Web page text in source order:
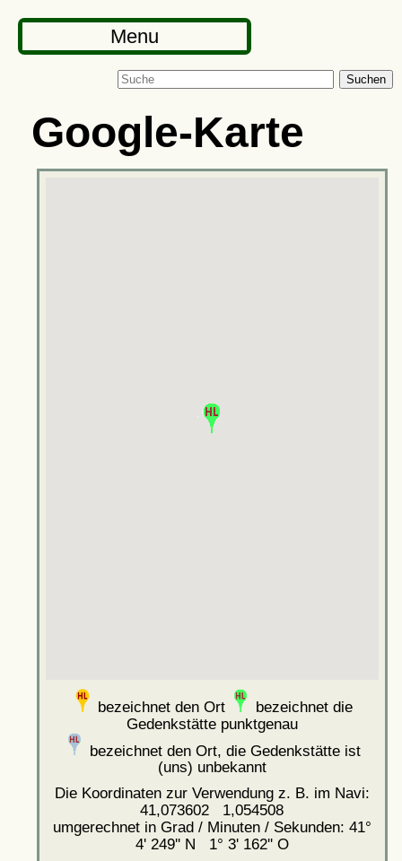
Menu
Suchen
Google-Karte
bezeichnet den Ort
bezeichnet die
Gedenkstätte punktgenau
bezeichnet den Ort, die Gedenkstätte ist
(uns) unbekannt
Die Koordinaten zur Verwendung z. B. im Navi:
41,073602 1,054508
umgerechnet in Grad / Minuten / Sekunden: 41°
4' 249'' N 1° 3' 162'' O